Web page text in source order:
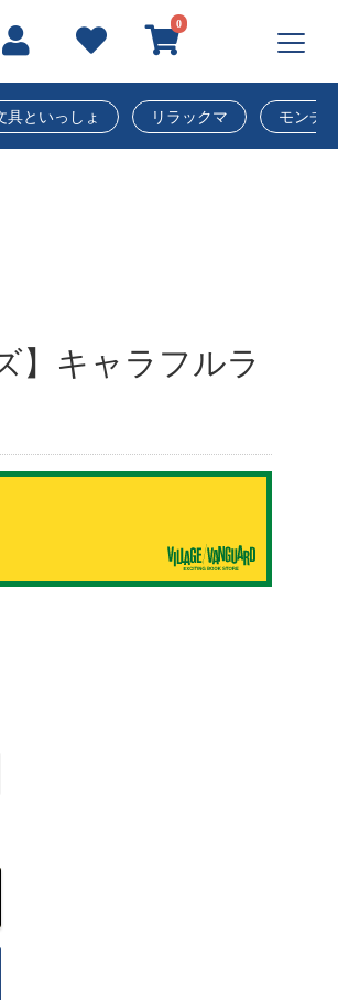
0
具といっしょ リラックマ モンチ
】キャラフルラ